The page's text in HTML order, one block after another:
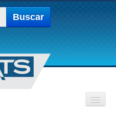
Buscar